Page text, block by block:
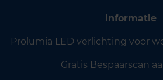
Informatie
Prolumia LED verlichting voor
Gratis Bespaarscan